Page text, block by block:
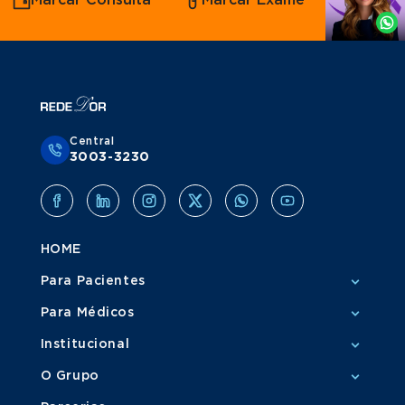
Whatsapp
Central
3003-3230
HOME
Para Pacientes
Para Médicos
Institucional
O Grupo